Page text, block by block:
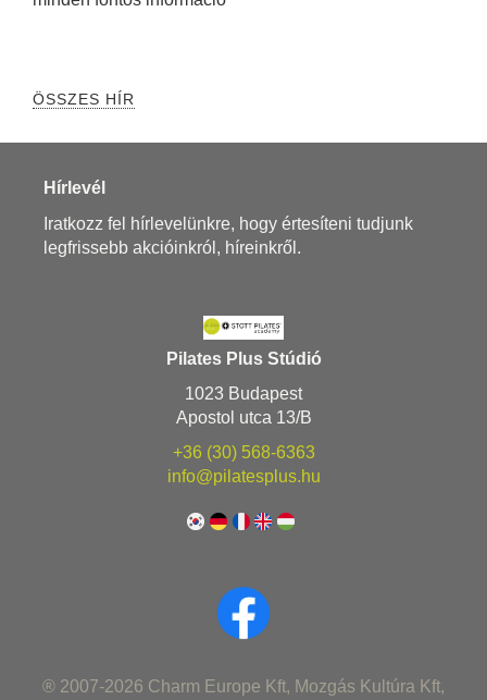
ÖSSZES HÍR
Hírlevél
Iratkozz fel hírlevelünkre, hogy értesíteni tudjunk
legfrissebb akcióinkról, híreinkről.
Pilates Plus Stúdió
1023 Budapest
Apostol utca 13/B
+36 (30) 568-6363
info@pilatesplus.hu
® 2007-2026 Charm Europe Kft, Mozgás Kultúra Kft,